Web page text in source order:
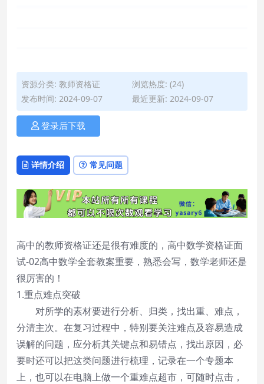
资源分类: 教师资格证
浏览热度: (24)
发布时间: 2024-09-07
最近更新: 2024-09-07
登录后下载
详情介绍 常见问题
高中的教师资格证还是很有难度的，高中数学资格证面
试-02高中数学全套教案重要，熟悉会写，数学老师还是
很厉害的！
1.重点难点突破
对所学的素材要进行分析、归类，找出重、难点，
分清主次。在复习过程中，特别要关注难点及容易造成
误解的问题，应分析其关键点和易错点，找出原因，必
要时还可以把这类问题进行梳理，记录在一个专题本
上，也可以在电脑上做一个重难点超市，可随时点击，